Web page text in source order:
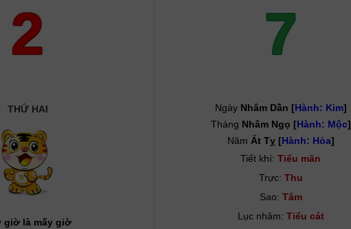
2 7
THỨ HAI
giờ là mấy giờ
Ngày Nhâm Dần [Hành: Kim]
Tháng Nhâm Ngọ [Hành: Mộc]
Năm Ất Tỵ [Hành: Hỏa]
Tiết khí: Tiểu mãn
Trực: Thu
Sao: Tâm
Lục nhâm: Tiểu cát